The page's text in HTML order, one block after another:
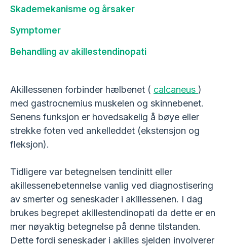
Skademekanisme og årsaker
Symptomer
Behandling av akillestendinopati
Akillessenen forbinder hælbenet ( calcaneus )
med gastrocnemius muskelen og skinnebenet.
Senens funksjon er hovedsakelig å bøye eller
strekke foten ved ankelleddet (ekstensjon og
fleksjon).
Tidligere var betegnelsen tendinitt eller
akillessenebetennelse vanlig ved diagnostisering
av smerter og seneskader i akillessenen. I dag
brukes begrepet akillestendinopati da dette er en
mer nøyaktig betegnelse på denne tilstanden.
Dette fordi seneskader i akilles sjelden involverer